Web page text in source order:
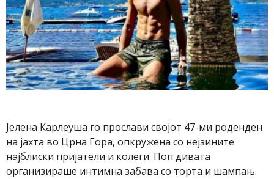
Јелена Карлеуша го прослави својот 47-ми роденден
на јахта во Црна Гора, опкружена со нејзините
најблиски пријатели и колеги. Поп дивата
организираше интимна забава со торта и шампањ.